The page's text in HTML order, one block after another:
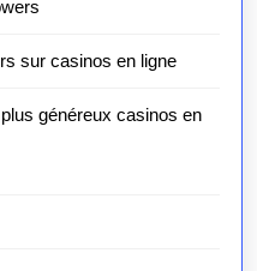
sur casinos en ligne
généreux casinos en